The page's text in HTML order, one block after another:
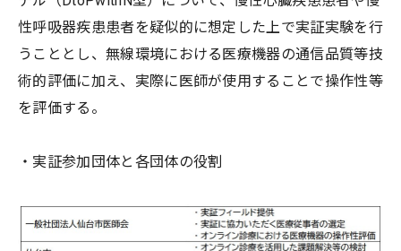
性呼吸器疾患患者を疑似的に想定した上で実証実験を行
うこととし、無線環境における医療機器の通信品質等技
術的評価に加え、実際に医師が使用することで操作性等
を評価する。
・実証参加団体と各団体の役割